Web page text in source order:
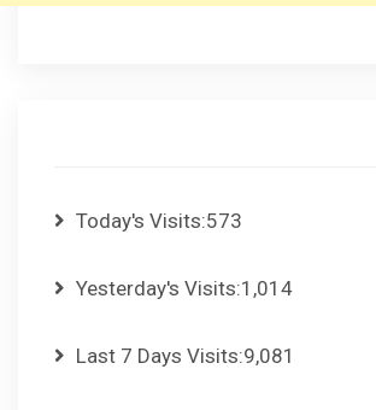
Today's Visits:573
Yesterday's Visits:1,014
Last 7 Days Visits:9,081